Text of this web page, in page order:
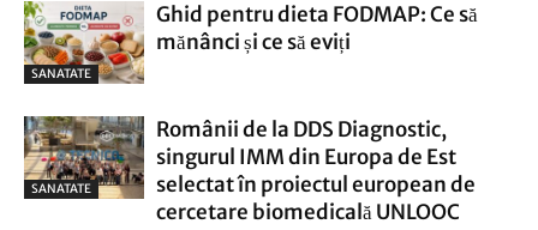
SANATATE
Ghid pentru dieta FODMAP: Ce să
mănânci și ce să eviți
SANATATE
Românii de la DDS Diagnostic,
singurul IMM din Europa de Est
selectat în proiectul european de
cercetare biomedicală UNLOOC